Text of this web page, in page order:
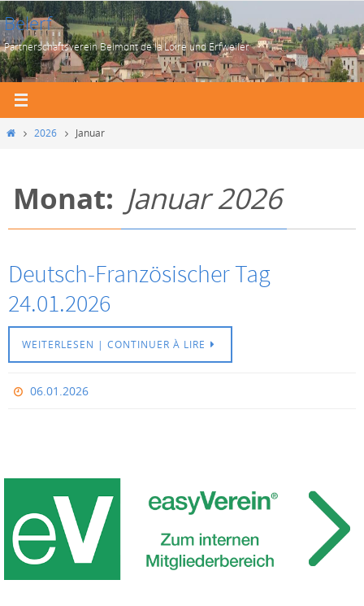
Zum
Inhalt
springen
Belerf
Partnerschaftsverein Belmont de la Loire und Erfweiler
Start2026 Januar
Monat: Januar 2026
Deutsch-Französischer Tag
24.01.2026
WEITERLESEN | CONTINUER À LIRE
06.01.2026